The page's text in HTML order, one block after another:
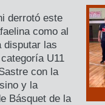
derrotó este
como al
disputar las
U11
con la
y la
Básquet de la